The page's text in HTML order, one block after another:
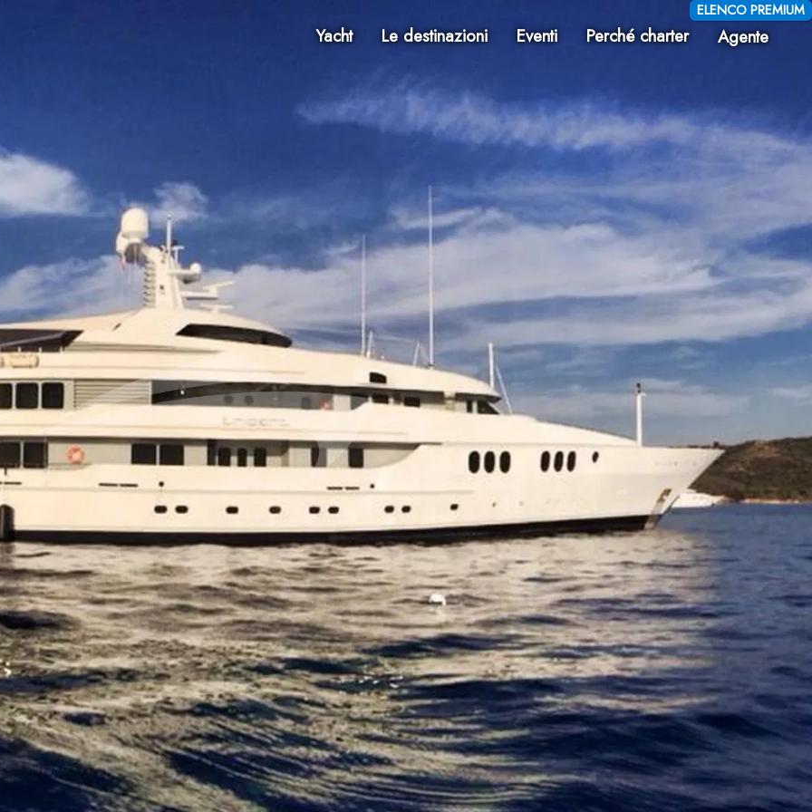
Yacht Le destinazioni Eventi Perché charter Agente
ELENCO PREMIUM